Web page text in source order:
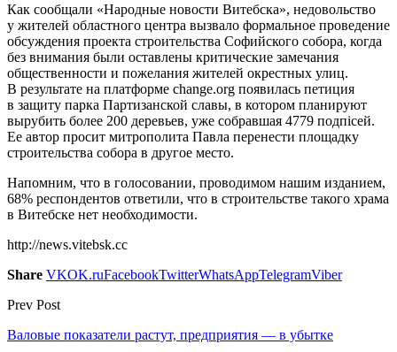
Как сообщали «Народные новости Витебска», недовольство
у жителей областного центра вызвало формальное проведение
обсуждения проекта строительства Софийского собора, когда
без внимания были оставлены критические замечания
общественности и пожелания жителей окрестных улиц.
В результате на платформе change.org появилась петиция
в защиту парка Партизанской славы, в котором планируют
вырубить более 200 деревьев, уже собравшая 4779 подпісей.
Ее автор просит митрополита Павла перенести площадку
строительства собора в другое место.
Напомним, что в голосовании, проводимом нашим изданием,
68% респондентов ответили, что в строительстве такого храма
в Витебске нет необходимости.
http://news.vitebsk.cc
Share VKOK.ruFacebookTwitterWhatsAppTelegramViber
Prev Post
Валовые показатели растут, предприятия — в убытке